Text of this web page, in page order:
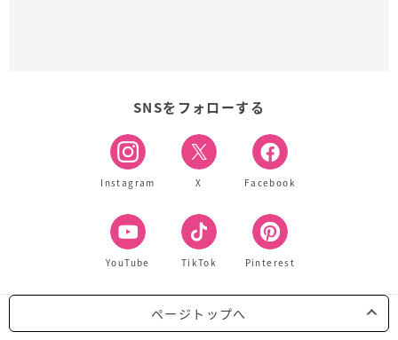
SNSをフォローする
Instagram X Facebook
YouTube TikTok Pinterest
ページトップへ